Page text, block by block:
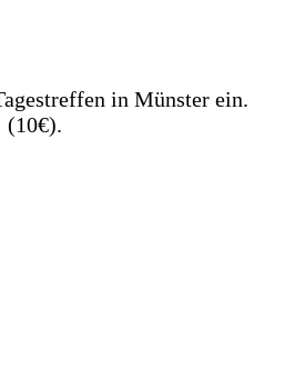
in Münster ein.
(10€).